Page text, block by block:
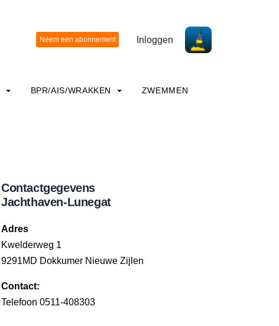
Inloggen
BPR/AIS/WRAKKEN ZWEMMEN
Contactgegevens
Jachthaven-Lunegat
Adres
Kwelderweg 1
9291MD Dokkumer Nieuwe Zijlen
Contact:
Telefoon 0511-408303